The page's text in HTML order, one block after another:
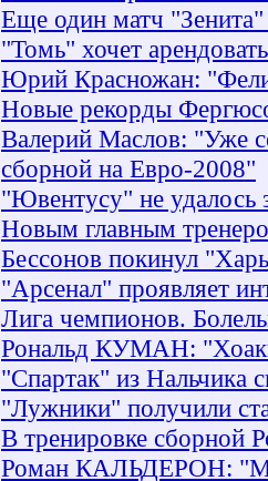
Еще один матч "Зенита"
"Томь" хочет
Юрий Красножан:
Новые рекорды
Валерий Маслов: "Уже
сборной на Евро-2008"
"Ювентусу" не удалось
Новым главным
Бессонов покинул
"Арсенал" проявляет
Лига чемпионов.
Рональд КУМАН:
"Спартак" из Нальчика
"Лужники" получили
В тренировке сборной
Роман КАЛЬДЕРОН: